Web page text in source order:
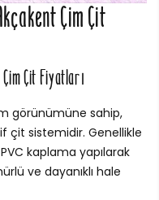
Çim Çit
Çit Fiyatları
görünümüne sahip,
çit sistemidir. Genellikle
kaplama yapılarak
ve dayanıklı hale